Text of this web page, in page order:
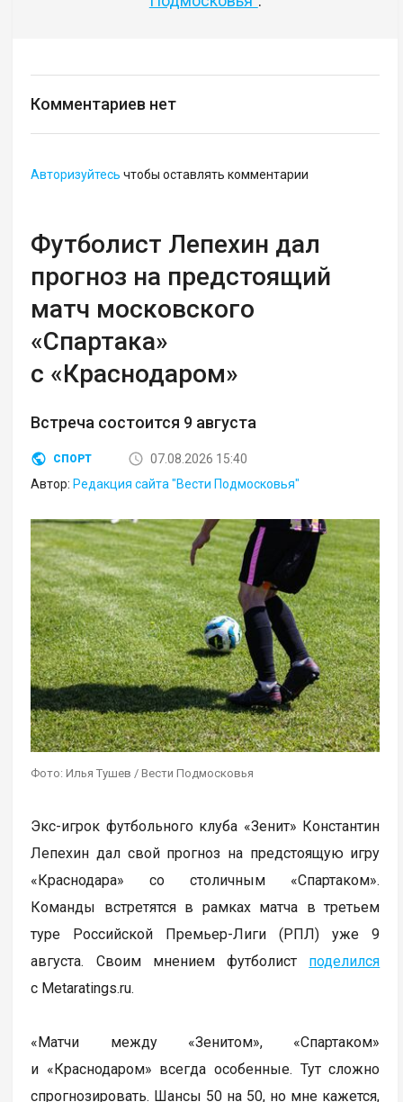
Комментариев нет
Авторизуйтесь чтобы оставлять комментарии
Футболист Лепехин дал
прогноз на предстоящий
матч московского
«Спартака»
с «Краснодаром»
Встреча состоится 9 августа
СПОРТ
07.08.2026 15:40
Автор: Редакция сайта "Вести Подмосковья"
Фото: Илья Тушев / Вести Подмосковья
Экс-игрок футбольного клуба «Зенит» Константин
Лепехин дал свой прогноз на предстоящую игру
«Краснодара» со столичным «Спартаком».
Команды встретятся в рамках матча в третьем
туре Российской Премьер-Лиги (РПЛ) уже 9
августа. Своим мнением футболист поделился
с Metaratings.ru.
«Матчи между «Зенитом», «Спартаком»
и «Краснодаром» всегда особенные. Тут сложно
спрогнозировать. Шансы 50 на 50, но мне кажется,